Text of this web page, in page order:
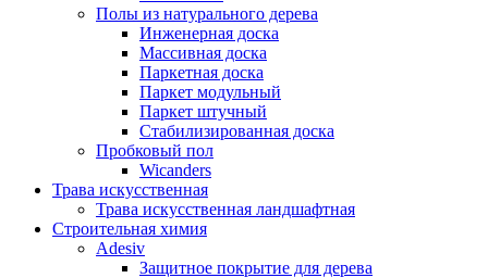
Полы из натурального дерева
Инженерная доска
Массивная доска
Паркетная доска
Паркет модульный
Паркет штучный
Стабилизированная доска
Пробковый пол
Wicanders
Трава искусственная
Трава искусственная ландшафтная
Строительная химия
Adesiv
Защитное покрытие для дерева